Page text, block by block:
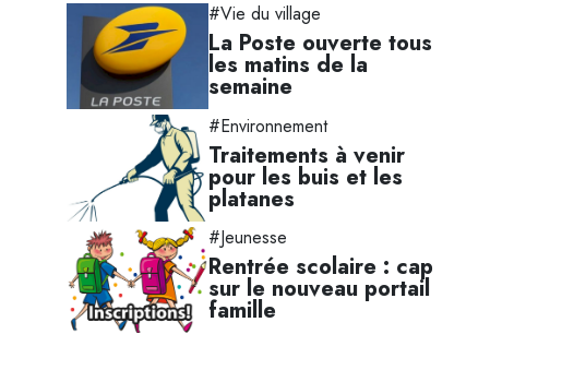
#Vie du village
La Poste ouverte tous
les matins de la
semaine
#Environnement
Traitements à venir
pour les buis et les
platanes
#Jeunesse
Rentrée scolaire : cap
sur le nouveau portail
famille